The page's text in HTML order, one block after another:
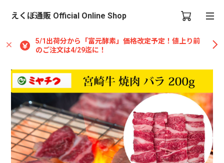
えくぼ通販 Official Online Shop
5/1出荷分から「富元酵素」価格改定予定！値上り前
のご注文は4/29迄に！